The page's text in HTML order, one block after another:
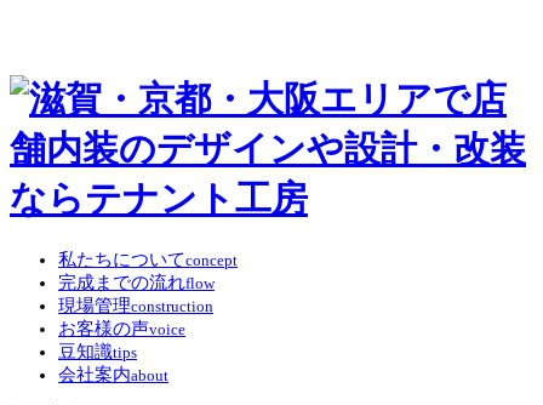
私たちについてconcept
完成までの流れflow
現場管理construction
お客様の声voice
豆知識tips
会社案内about